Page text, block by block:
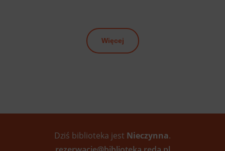
Więcej
Dziś biblioteka jest Nieczynna.